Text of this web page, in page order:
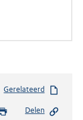
Gerelateerd
Delen